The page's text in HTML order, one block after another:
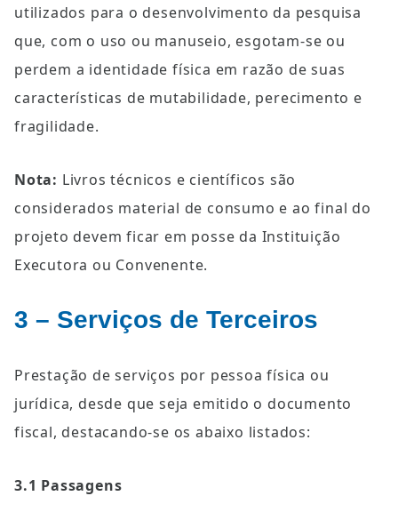
utilizados para o desenvolvimento da pesquisa
que, com o uso ou manuseio, esgotam-se ou
perdem a identidade física em razão de suas
características de mutabilidade, perecimento e
fragilidade.
Nota: Livros técnicos e científicos são
considerados material de consumo e ao final do
projeto devem ficar em posse da Instituição
Executora ou Convenente.
3 – Serviços de Terceiros
Prestação de serviços por pessoa física ou
jurídica, desde que seja emitido o documento
fiscal, destacando-se os abaixo listados:
3.1 Passagens